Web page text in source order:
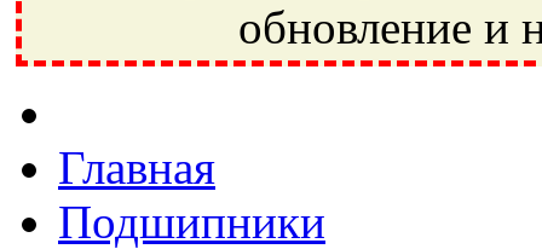
обновление и
Ивантеевка, подшипники, пневматика, метизы, техника,
Главная
Подшипники